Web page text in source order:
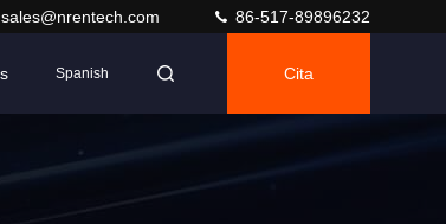
sales@nrentech.com 86-517-89896232
Spanish Cita